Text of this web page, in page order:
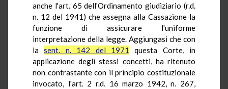
anche l'art. 65 dell'Ordinamento giudiziario (r.d.
n. 12 del 1941) che assegna alla Cassazione la
funzione di assicurare l'uniforme
interpretazione della legge. Aggiungasi che con
lasent. n. 142 del 1971
questa Corte, in
applicazione degli stessi concetti, ha ritenuto
non contrastante con il principio costituzionale
invocato, l'art. 2 r.d. 16 marzo 1942, n. 267,